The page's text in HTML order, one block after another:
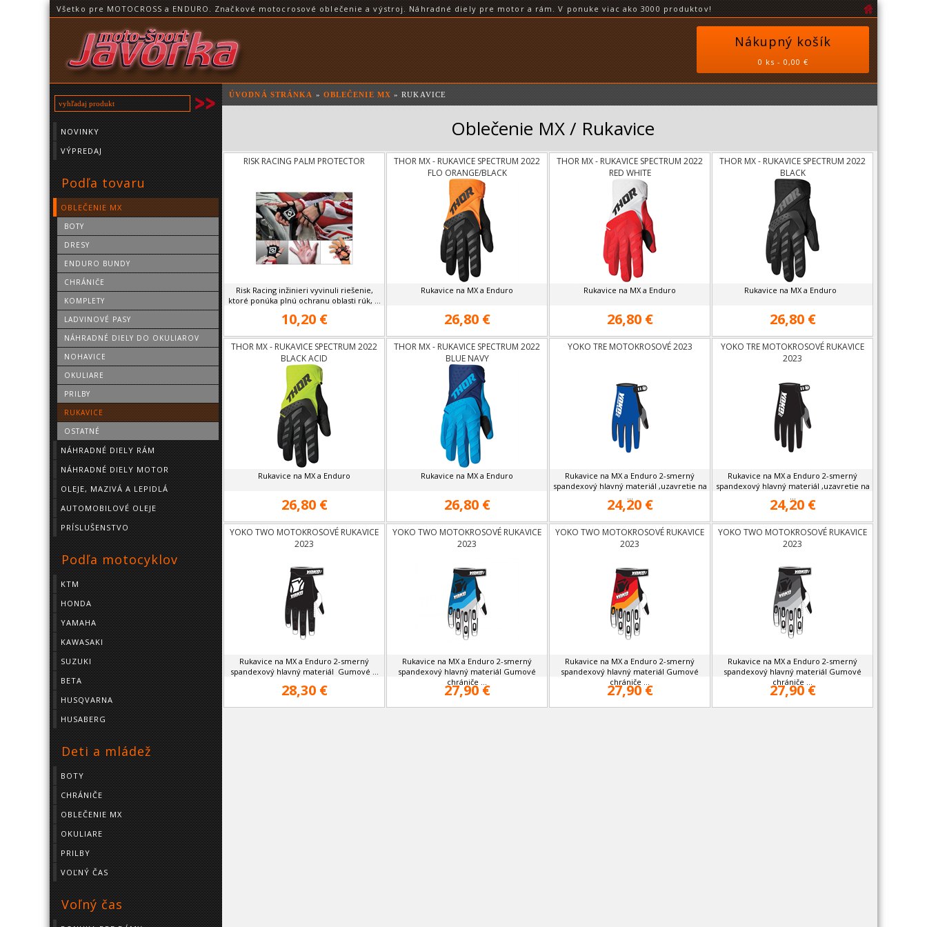
Všetko pre MOTOCROSS a ENDURO. Značkové motocrosové oblečenie a výstroj. Náhradné diely pre motor a rám. V ponuke viac ako 3000 produktov!
Nákupný košík
0 ks - 0,00 €
NOVINKY
VÝPREDAJ
Podľa tovaru
OBLEČENIE MX
BOTY
DRESY
ENDURO BUNDY
CHRÁNIČE
KOMPLETY
LADVINOVÉ PASY
NÁHRADNÉ DIELY DO OKULIAROV
NOHAVICE
OKULIARE
PRILBY
RUKAVICE
OSTATNÉ
NÁHRADNÉ DIELY RÁM
NÁHRADNÉ DIELY MOTOR
OLEJE, MAZIVÁ A LEPIDLÁ
AUTOMOBILOVÉ OLEJE
PRÍSLUŠENSTVO
Podľa motocyklov
KTM
HONDA
YAMAHA
KAWASAKI
SUZUKI
BETA
HUSQVARNA
HUSABERG
Deti a mládež
BOTY
CHRÁNIČE
OBLEČENIE MX
OKULIARE
PRILBY
VOĽNÝ ČAS
Voľný čas
ÚVODNÁ STRÁNKA » OBLEČENIE MX » RUKAVICE
Oblečenie MX / Rukavice
RISK RACING PALM PROTECTOR
Risk Racing inžinieri vyvinuli riešenie,
ktoré ponúka plnú ochranu oblasti rúk, ...
10,20 €
THOR MX - RUKAVICE SPECTRUM 2022
FLO ORANGE/BLACK
Rukavice na MX a Enduro
26,80 €
THOR MX - RUKAVICE SPECTRUM 2022
RED WHITE
Rukavice na MX a Enduro
26,80 €
THOR MX - RUKAVICE SPECTRUM 2022
BLACK
Rukavice na MX a Enduro
26,80 €
THOR MX - RUKAVICE SPECTRUM 2022
BLACK ACID
Rukavice na MX a Enduro
26,80 €
THOR MX - RUKAVICE SPECTRUM 2022
BLUE NAVY
Rukavice na MX a Enduro
26,80 €
YOKO TRE MOTOKROSOVÉ 2023
Rukavice na MX a Enduro 2-smerný
spandexový hlavný materiál ,uzavretie na
...
24,20 €
YOKO TRE MOTOKROSOVÉ RUKAVICE
2023
Rukavice na MX a Enduro 2-smerný
spandexový hlavný materiál ,uzavretie na
...
24,20 €
YOKO TWO MOTOKROSOVÉ RUKAVICE
2023
Rukavice na MX a Enduro 2-smerný
spandexový hlavný materiál Gumové ...
28,30 €
YOKO TWO MOTOKROSOVÉ RUKAVICE
2023
Rukavice na MX a Enduro 2-smerný
spandexový hlavný materiál Gumové
chrániče ...
27,90 €
YOKO TWO MOTOKROSOVÉ RUKAVICE
2023
Rukavice na MX a Enduro 2-smerný
spandexový hlavný materiál Gumové
chrániče ...
27,90 €
YOKO TWO MOTOKROSOVÉ RUKAVICE
2023
Rukavice na MX a Enduro 2-smerný
spandexový hlavný materiál Gumové
chrániče ...
27,90 €